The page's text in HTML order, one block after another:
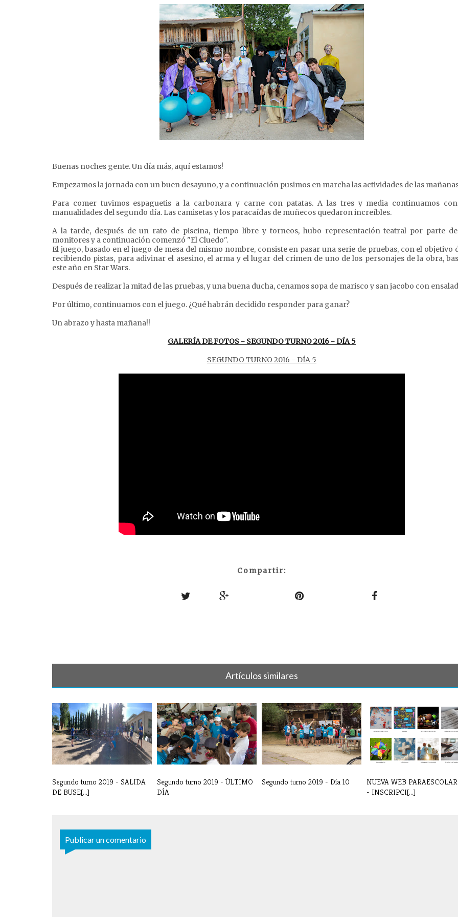
Buenas noches gente. Un día más, aquí estamos!
Empezamos la jornada con un buen desayuno, y a continuación pusimos en marcha las actividades de las
Para comer tuvimos espaguetis a la carbonara y carne con patatas. A las tres y media continuamos
manualidades del segundo día. Las camisetas y los paracaídas de muñecos quedaron increíbles.
A la tarde, después de un rato de piscina, tiempo libre y torneos, hubo representación teatral por parte
monitores y a continuación comenzó "El Cluedo".
El juego, basado en el juego de mesa del mismo nombre, consiste en pasar una serie de pruebas, con el objetivo
recibiendo pistas, para adivinar el asesino, el arma y el lugar del crimen de uno de los personajes de la obra,
este año en Star Wars.
Después de realizar la mitad de las pruebas, y una buena ducha, cenamos sopa de marisco y san jacobo con
Por último, continuamos con el juego. ¿Qué habrán decidido responder para ganar?
Un abrazo y hasta mañana!!
GALERÍA DE FOTOS - SEGUNDO TURNO 2016 - DÍA 5
SEGUNDO TURNO 2016 - DÍA 5
Compartir:
Artículos similares
Segundo turno 2019 - SALIDA
DE BUSE[...]
Segundo turno 2019 - ÚLTIMO
DÍA
Segundo turno 2019 - Día 10
NUEVA WEB
- INSCRIPCI[...]
Publicar un comentario